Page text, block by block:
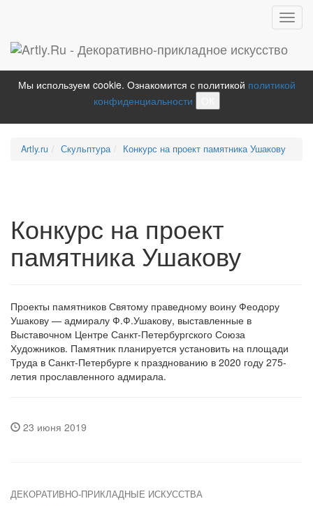
Мы используем cookie. Ознакомится с политикой политикой
конфиденциальности
Artly.ru Скульптура Конкурс на проект памятника Ушакову
Конкурс на проект
памятника Ушакову
Проекты памятников Святому праведному воину Феодору
Ушакову — адмиралу Ф.Ф.Ушакову, выставленные в
Выставочном Центре Санкт-Петербургского Союза
Художников. Памятник планируется установить на площади
Труда в Санкт-Петербурге к празднованию в 2020 году 275-
летия прославленного адмирала.
23 июня 2019
ДЕКОРАТИВНО-ПРИКЛАДНЫЕ ИСКУССТВА